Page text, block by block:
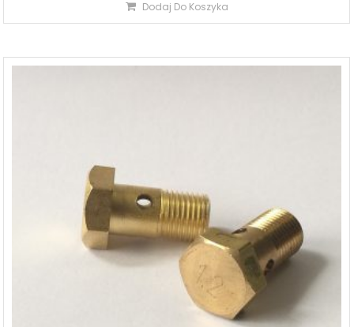
Dodaj Do Koszyka